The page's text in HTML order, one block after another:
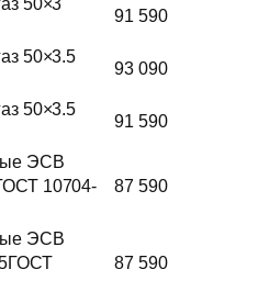
91 590
50×3.5
93 090
50×3.5
91 590
ЭСВ
10704-
87 590
ЭСВ
87 590